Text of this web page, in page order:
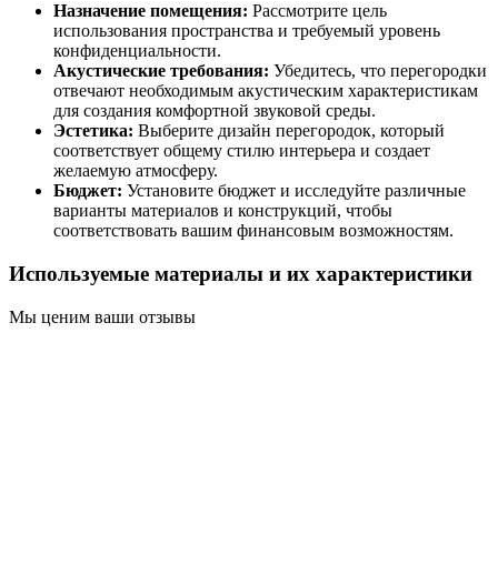
Назначение помещения: Рассмотрите цель
использования пространства и требуемый уровень
конфиденциальности.
Акустические требования: Убедитесь, что перегородки
отвечают необходимым акустическим характеристикам
для создания комфортной звуковой среды.
Эстетика: Выберите дизайн перегородок, который
соответствует общему стилю интерьера и создает
желаемую атмосферу.
Бюджет: Установите бюджет и исследуйте различные
варианты материалов и конструкций, чтобы
соответствовать вашим финансовым возможностям.
Используемые материалы и их характеристики
Мы ценим ваши отзывы